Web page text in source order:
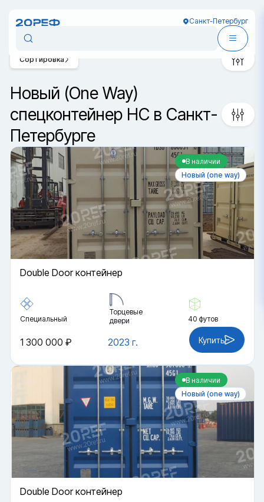
Санкт-Петербург
Новый (One Way)
спецконтейнер HC в Санкт-
Петербурге
Сортировка
В наличии
Новый (one way)
Double Door контейнер
Специальный
Торцевые
двери
40 футов
2023 г.
1 300 000 ₽ Купить
В наличии
Новый (one way)
Double Door контейнер